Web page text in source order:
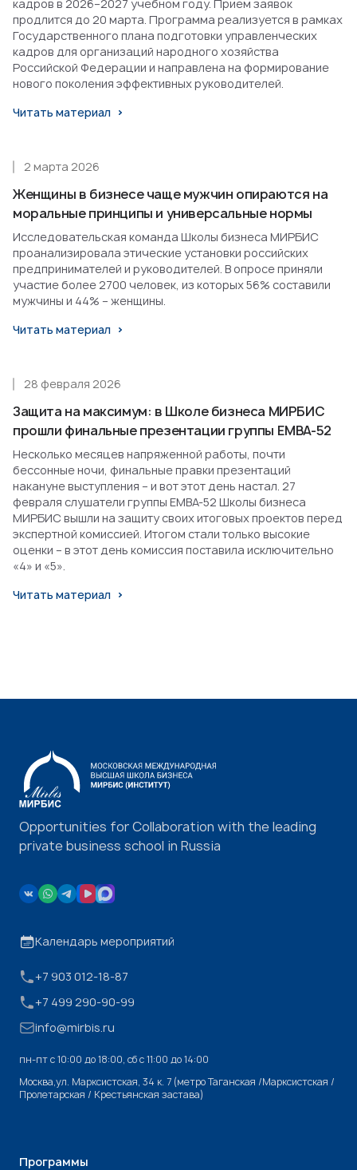
кадров в 2026–2027 учебном году. Прием заявок
продлится до 20 марта. Программа реализуется в рамках
Государственного плана подготовки управленческих
кадров для организаций народного хозяйства
Российской Федерации и направлена на формирование
нового поколения эффективных руководителей.
Читать материал
Женщины в бизнесе чаще мужчин опираются на
моральные принципы и универсальные нормы
2 марта 2026
Исследовательская команда Школы бизнеса МИРБИС
проанализировала этические установки российских
предпринимателей и руководителей. В опросе приняли
участие более 2700 человек, из которых 56% составили
мужчины и 44% – женщины.
Читать материал
Защита на максимум: в Школе бизнеса МИРБИС
прошли финальные презентации группы EMBA-52
28 февраля 2026
Несколько месяцев напряженной работы, почти
бессонные ночи, финальные правки презентаций
накануне выступления – и вот этот день настал. 27
февраля слушатели группы EMBA-52 Школы бизнеса
МИРБИС вышли на защиту своих итоговых проектов перед
экспертной комиссией. Итогом стали только высокие
оценки – в этот день комиссия поставила исключительно
«4» и «5».
Читать материал
Opportunities for Collaboration with the leading
private business school in Russia
Календарь мероприятий
+7 903 012-18-87
+7 499 290-90-99
info@mirbis.ru
пн-пт с 10:00 до 18:00, cб с 11:00 до 14:00
Москва,ул. Марксистская, 34 к. 7 (метро Таганская /Марксистская /
Пролетарская / Крестьянская застава)
Программы